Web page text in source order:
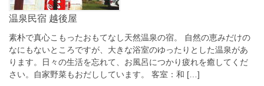
温泉民宿 越後屋
素朴で真心こもったおもてなし天然温泉の宿。 自然の恵みだけの
なにもないところですが、大きな浴室のゆったりとした温泉があ
ります。日々の生活を忘れて、お風呂につかり疲れを癒してくだ
さい。自家野菜もおだししています。 客室：和 […]